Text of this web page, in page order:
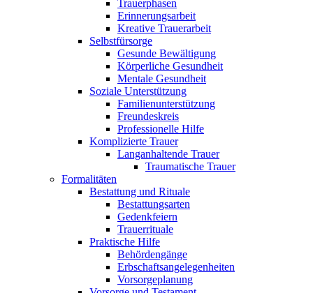
Trauerphasen
Erinnerungsarbeit
Kreative Trauerarbeit
Selbstfürsorge
Gesunde Bewältigung
Körperliche Gesundheit
Mentale Gesundheit
Soziale Unterstützung
Familienunterstützung
Freundeskreis
Professionelle Hilfe
Komplizierte Trauer
Langanhaltende Trauer
Traumatische Trauer
Formalitäten
Bestattung und Rituale
Bestattungsarten
Gedenkfeiern
Trauerrituale
Praktische Hilfe
Behördengänge
Erbschaftsangelegenheiten
Vorsorgeplanung